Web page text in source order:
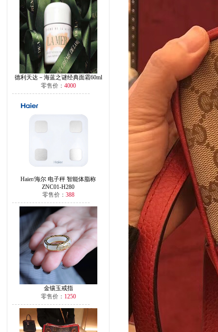
德利天达－海蓝之谜经典面霜60ml
零售价： 4000
Haier/海尔 电子秤 智能体脂称
ZNC01-H280
零售价： 388
金镶玉戒指
零售价： 1250